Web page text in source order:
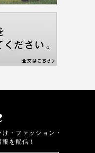
・ファッション・
を配信！